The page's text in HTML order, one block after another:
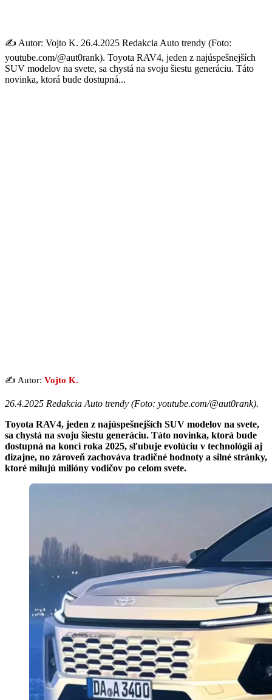
✍️ Autor: Vojto K. 26.4.2025 Redakcia Auto trendy (Foto:
youtube.com/@aut0rank). Toyota RAV4, jeden z najúspešnejších
SUV modelov na svete, sa chystá na svoju šiestu generáciu. Táto
novinka, ktorá bude dostupná...
✍️ Autor: Vojto K.
26.4.2025 Redakcia Auto trendy (Foto: youtube.com/@aut0rank).
Toyota RAV4, jeden z najúspešnejších SUV modelov na svete,
sa chystá na svoju šiestu generáciu. Táto novinka, ktorá bude
dostupná na konci roka 2025, sľubuje evolúciu v technológii aj
dizajne, no zároveň zachováva tradičné hodnoty a silné stránky,
ktoré milujú milióny vodičov po celom svete.